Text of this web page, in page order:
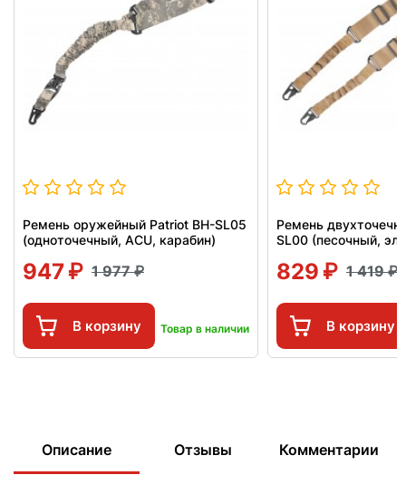
Ремень оружейный Patriot BH-SL05
(одноточечный, ACU, карабин)
947 1 977
В корзину Товар в наличии
Ремень
SL00 (песочный,
829 1 419
В корзину
Описание Отзывы Комментарии